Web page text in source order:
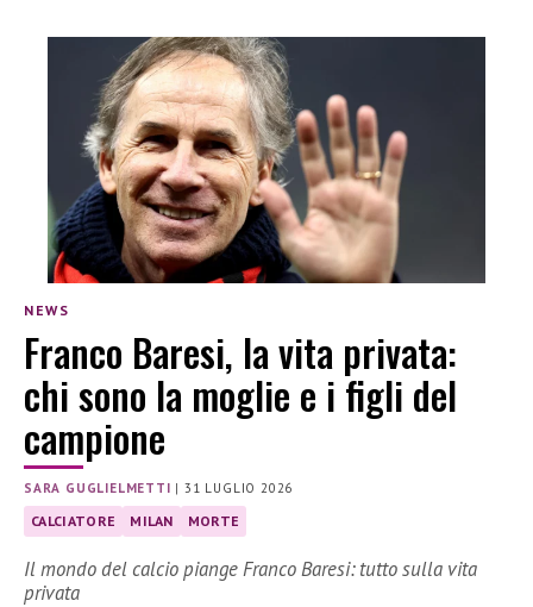
NEWS
Franco Baresi, la vita privata:
chi sono la moglie e i figli del
campione
SARA GUGLIELMETTI |31 LUGLIO 2026
CALCIATORE MILAN MORTE
Il mondo del calcio piange Franco Baresi: tutto sulla vita
privata